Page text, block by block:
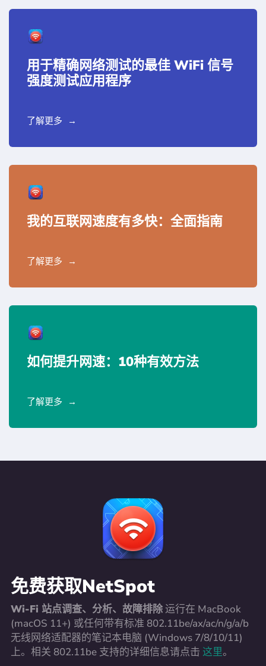
用于精确网络测试的最佳 WiFi 信号
强度测试应用程序
了解更多
我的互联网速度有多快：全面指南
了解更多
如何提升网速：10种有效方法
了解更多
免费获取NetSpot
Wi-Fi 站点调查、分析、故障排除运行在 MacBook
(macOS 11+) 或任何带有标准 802.11be/ax/ac/n/g/a/b
无线网络适配器的笔记本电脑 (Windows 7/8/10/11)
上。相关 802.11be 支持的详细信息请点击 这里。